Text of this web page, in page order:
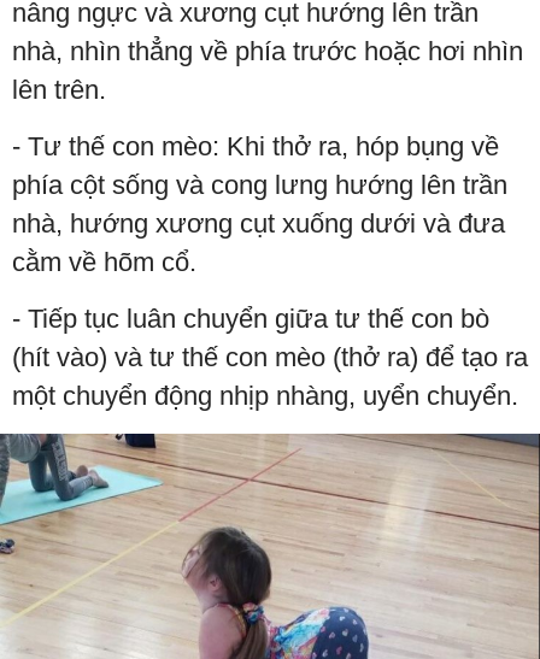
nâng ngực và xương cụt hướng lên trần
nhà, nhìn thẳng về phía trước hoặc hơi nhìn
lên trên.
- Tư thế con mèo: Khi thở ra, hóp bụng về
phía cột sống và cong lưng hướng lên trần
nhà, hướng xương cụt xuống dưới và đưa
cằm về hõm cổ.
- Tiếp tục luân chuyển giữa tư thế con bò
(hít vào) và tư thế con mèo (thở ra) để tạo ra
một chuyển động nhịp nhàng, uyển chuyển.